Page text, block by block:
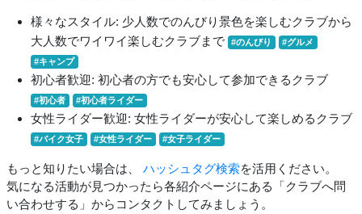
様々なスタイル: 少人数でのんびり景色を楽しむクラブから
大人数でワイワイ楽しむクラブまで
#のんびり
#グルメ
#キャンプ
初心者歓迎: 初心者の方でも安心して参加できるクラブ
#初心者 #初心者ライダー
女性ライダー歓迎: 女性ライダーが安心して楽しめるクラブ
#バイク女子 #女性ライダー #女子ライダー
もっと知りたい場合は、 ハッシュタグ検索を活用ください。
気になる活動が見つかったら各紹介ページにある「クラブへ問
い合わせする」からコンタクトしてみましょう。